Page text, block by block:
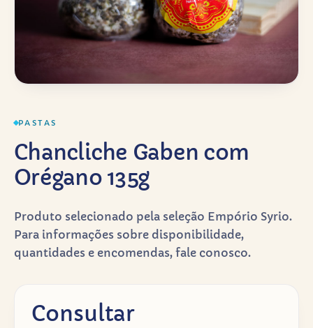
PASTAS
Chancliche Gaben com
Orégano 135g
Produto selecionado pela seleção Empório Syrio.
Para informações sobre disponibilidade,
quantidades e encomendas, fale conosco.
Consultar